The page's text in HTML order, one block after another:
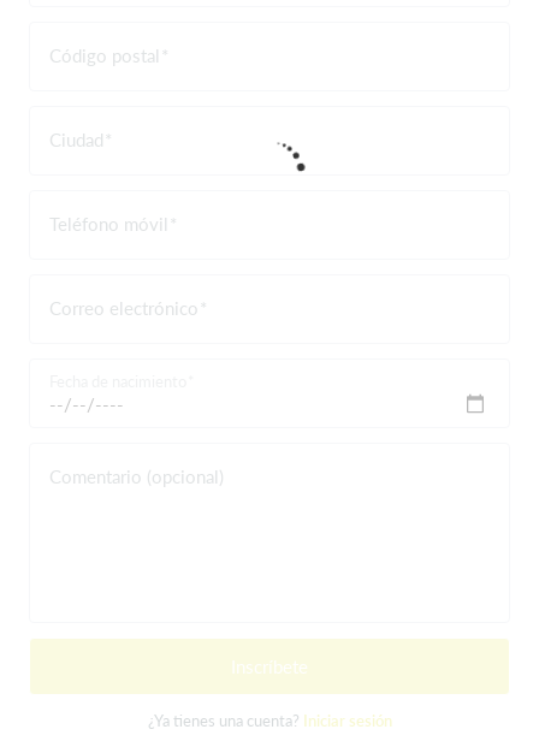
Código postal
Ciudad
Teléfono móvil
Correo electrónico
Comentario (opcional)
Inscríbete
¿Ya tienes una cuenta? Iniciar sesión